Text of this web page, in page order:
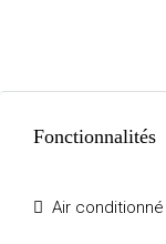
Fonctionnalités
Air conditionné